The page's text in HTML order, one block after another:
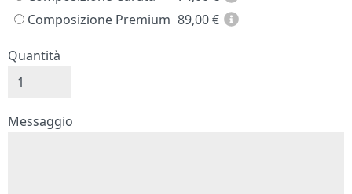
Composizione Premium 89,00€
Quantità
Messaggio e firma
Messaggio